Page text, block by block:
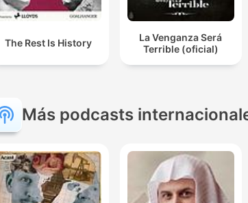
The Rest Is History
La Venganza Será
Terrible (oficial)
Más podcasts